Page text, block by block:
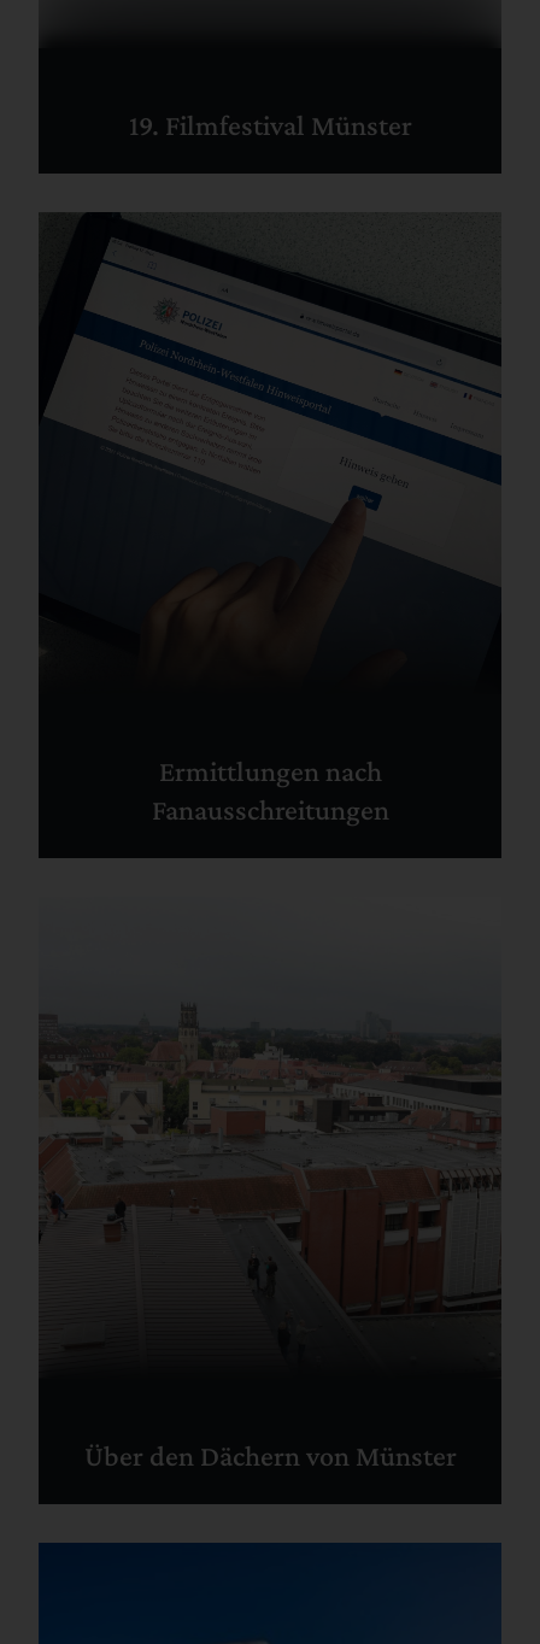
19. Filmfestival Münster
Ermittlungen nach
Fanausschreitungen
Über den Dächern von Münster